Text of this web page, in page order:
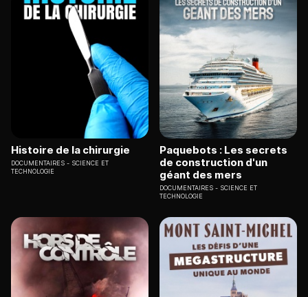
Histoire de la chirurgie
DOCUMENTAIRES
SCIENCE ET
TECHNOLOGIE
Paquebots : Les secrets
de construction d'un
géant des mers
DOCUMENTAIRES
SCIENCE ET
TECHNOLOGIE